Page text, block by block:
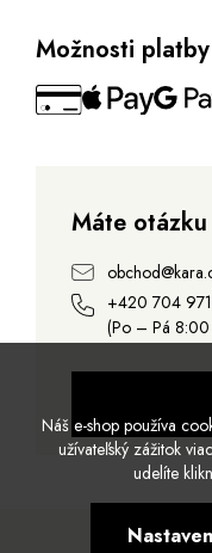
Možnosti platby
Máte
+420 704
(Po – Pá
Náš e-shop používa
užívateľský zážitok
udelíte